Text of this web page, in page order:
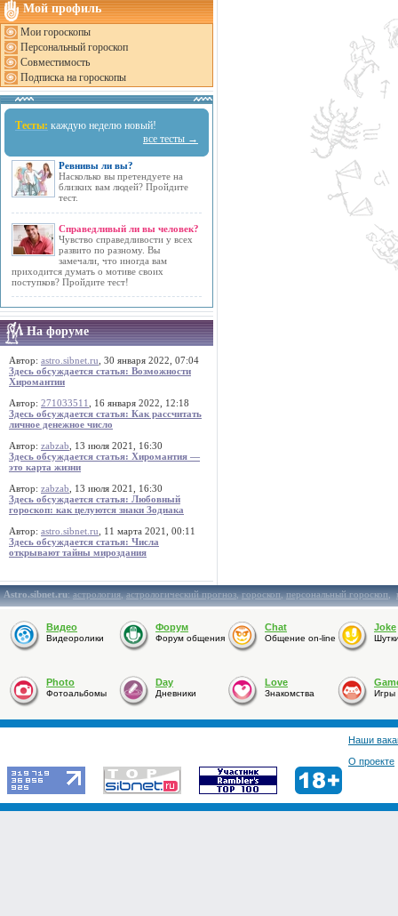
Мой профиль
Мои гороскопы
Персональный гороскоп
Совместимость
Подписка на гороскопы
Тесты: каждую неделю новый!
все тесты →
Ревнивы ли вы?
Насколько вы претендуете на
близких вам людей? Пройдите
тест.
Справедливый ли вы человек?
Чувство справедливости у всех
развито по разному. Вы
замечали, что иногда вам
приходится думать о мотиве своих
поступков? Пройдите тест!
На форуме
Автор: astro.sibnet.ru , 30 января 2022, 07:04
Здесь обсуждается статья: Возможности
Хиромантии
Автор: 271033511
, 16 января 2022, 12:18
Здесь обсуждается статья: Как рассчитать
личное денежное число
Автор: zabzab , 13 июля 2021, 16:30
Здесь обсуждается статья: Хиромантия —
это карта жизни
Автор: zabzab , 13 июля 2021, 16:30
Здесь обсуждается статья: Любовный
гороскоп: как целуются знаки Зодиака
Автор: astro.sibnet.ru , 11 марта 2021, 00:11
Здесь обсуждается статья: Числа
открывают тайны мироздания
Astro.sibnet.ru:астрология,астрологический прогноз,гороскоп,персональный гороскоп,
Видео
Видеоролики
Форум
Форум общения
Chat
Общение on-line
Joke
Photo
Фотоальбомы
Day
Дневники
Love
Знакомства Игры
Наши
О проекте